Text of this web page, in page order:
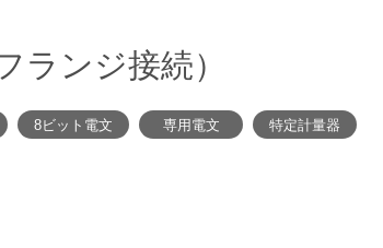
ランジ接続）
8ビット電文 専用電文 特定計量器